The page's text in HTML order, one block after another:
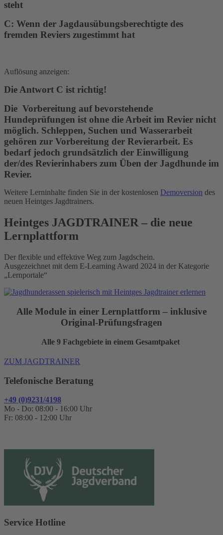
steht
C: Wenn der Jagdausübungsberechtigte des
fremden Reviers zugestimmt hat
Auflösung anzeigen:
Die Antwort C ist richtig!
Die Vorbereitung auf bevorstehende
Hundeprüfungen ist ohne die Arbeit im Revier nicht
möglich. Schleppen, Suchen und Wasserarbeit
gehören zur Vorbereitung der Revierarbeit. Es
bedarf jedoch grundsätzlich der Einwilligung
der/des Revierinhabers zum Üben der Jagdhunde im
Revier.
Weitere Lerninhalte finden Sie in der kostenlosen Demoversion des
neuen Heintges Jagdtrainers.
Heintges JAGDTRAINER – die neue
Lernplattform
Der flexible und effektive Weg zum Jagdschein.
Ausgezeichnet mit dem E-Learning Award 2024 in der Kategorie
„Lernportale“
Alle Module in einer Lernplattform – inklusive
Original-Prüfungsfragen
Alle 9 Fachgebiete in einem Gesamtpaket
ZUM JAGDTRAINER
Telefonische Beratung
+49 (0)9231/4198
Mo - Do: 08:00 - 16:00 Uhr
Fr: 08:00 - 12:00 Uhr
Service Hotline